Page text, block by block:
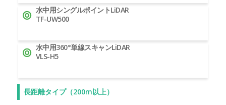
水中用シングルポイントLiDAR
TF-UW500
水中用360°単線スキャンLiDAR
VLS-H5
長距離タイプ（200m以上）